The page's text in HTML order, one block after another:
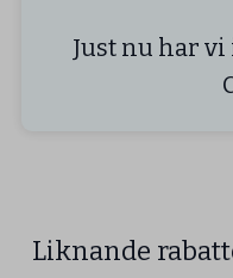
Just nu har
Liknande